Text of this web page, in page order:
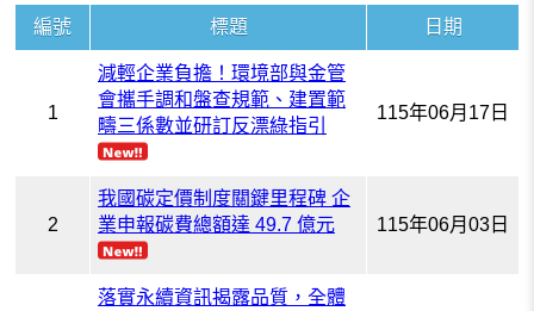
編號 標題 日期
1
減輕企業負擔！環境部與金管
會攜手調和盤查規範、建置範
疇三係數並研訂反漂綠指引
115年06月17日
2
我國碳定價制度關鍵里程碑 企
業申報碳費總額達 49.7 億元
115年06月03日
落實永續資訊揭露品質，全體